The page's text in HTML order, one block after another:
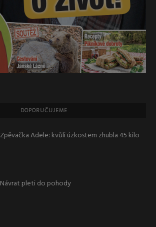
DOPORUČUJEME
Zpěvačka Adele: kvůli úzkostem zhubla 45 kilo
Návrat pleti do pohody